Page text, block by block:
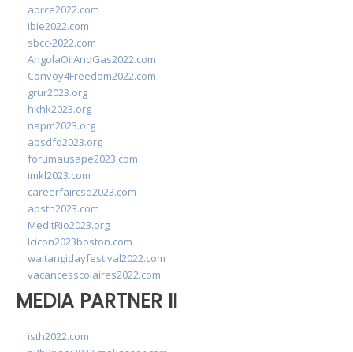
aprce2022.com
ibie2022.com
sbcc-2022.com
AngolaOilAndGas2022.com
Convoy4Freedom2022.com
grur2023.org
hkhk2023.org
napm2023.org
apsdfd2023.org
forumausape2023.com
imkl2023.com
careerfaircsd2023.com
apsth2023.com
MedItRio2023.org
lcicon2023boston.com
waitangidayfestival2022.com
vacancesscolaires2022.com
MEDIA PARTNER II
isth2022.com